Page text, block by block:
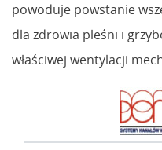
powoduje powstanie
dla zdrowia pleśni i
właściwej wentylacji